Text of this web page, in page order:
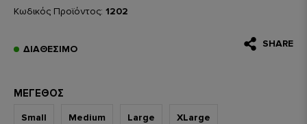
Κωδικός Προϊόντος: 1202
ΔΙΑΘΈΣΙΜΟ SHARE
ΜΈΓΕΘΟΣ
Small Medium Large XLarge